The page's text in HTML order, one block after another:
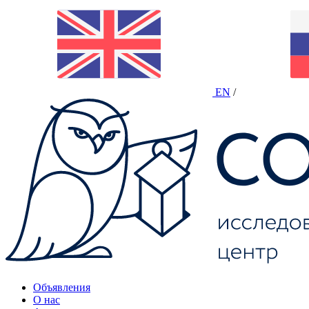
EN /
Объявления
О нас